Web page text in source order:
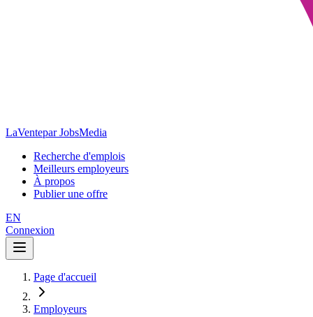
LaVentepar JobsMedia
Recherche d'emplois
Meilleurs employeurs
À propos
Publier une offre
EN
Connexion
Page d'accueil
Employeurs